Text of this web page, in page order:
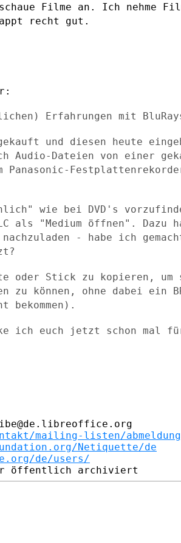
Filme an. Ich nehme
recht gut.
Erfahrungen mit
und diesen heute
Audio-Dateien von einer
Panasonic-
wie bei DVD's
als "Medium öffnen". Dazu
- habe ich
oder Stick zu kopieren,
zu können, ohne dabei ein
ich euch jetzt schon mal
mailing-listen/
Netiquette/de
de/users/